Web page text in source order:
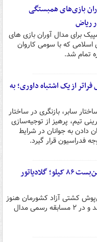
بازی‌های همبستگی
ریاض
برای مدال آوران بازی های
که با سومی کاروان
تمام شد.
از یک اشتباه داوری؛ به
سابر، بازنگری در ساختار
تیم، پرهیز از توجیه‌سازی
دادن به جوانان در شرایط
فدراسیون قرار گیرد.
جانشین یزدانی در بن‌بست ۸۶ کیلو؛ گلادیاتور
کشتی آزاد کشورمان هنوز
نتوانسته خود را در وزن ۸۶ کیلوگرم نشان دهد و در ۲ مسابقه رسمی مدال